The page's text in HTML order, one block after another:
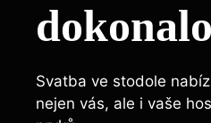
Svatba ve stodole
nejen vás, ale i vaše